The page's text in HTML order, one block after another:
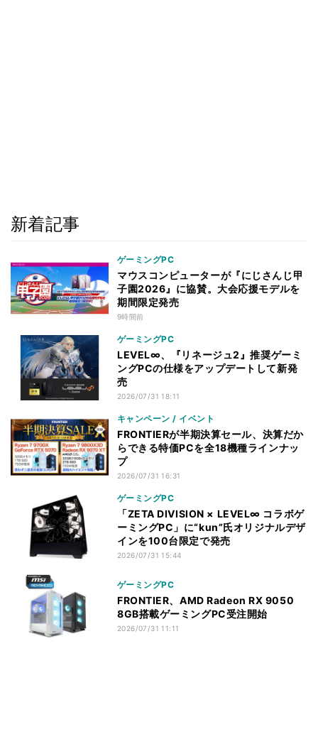
新着記事
ゲーミングPC
マウスコンピューターが『にじさんじ甲
子園2026』に協賛。大会応援モデルを
期間限定発売
9時間前
ゲーミングPC
LEVEL∞、『リネージュ2』推奨ゲーミ
ングPCの仕様をアップデートして新発
売
2026/07/31 18:11
キャンペーン / イベント
FRONTIERが半期決算セール、決算だか
らできる特価PCを全18機種ラインナッ
プ
2026/07/31 16:31
ゲーミングPC
「ZETA DIVISION × LEVEL∞ コラボゲ
ーミングPC」に“kun”氏オリジナルデザ
インを100台限定で発売
2026/07/31 15:44
ゲーミングPC
FRONTIER、AMD Radeon RX 9050
8GB搭載ゲーミングPC受注開始
2026/07/31 11:11